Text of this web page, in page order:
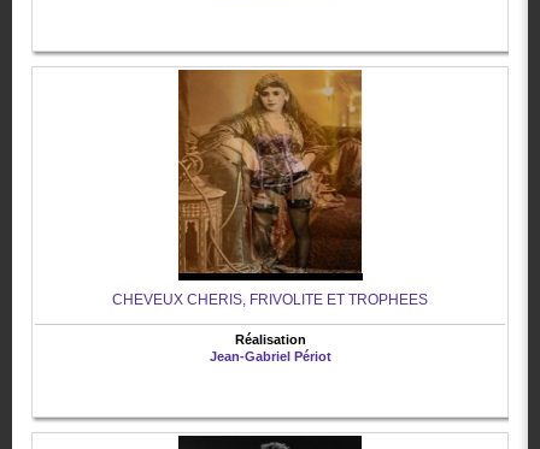
CHEVEUX CHERIS, FRIVOLITE ET TROPHEES
Réalisation
Jean-Gabriel Périot